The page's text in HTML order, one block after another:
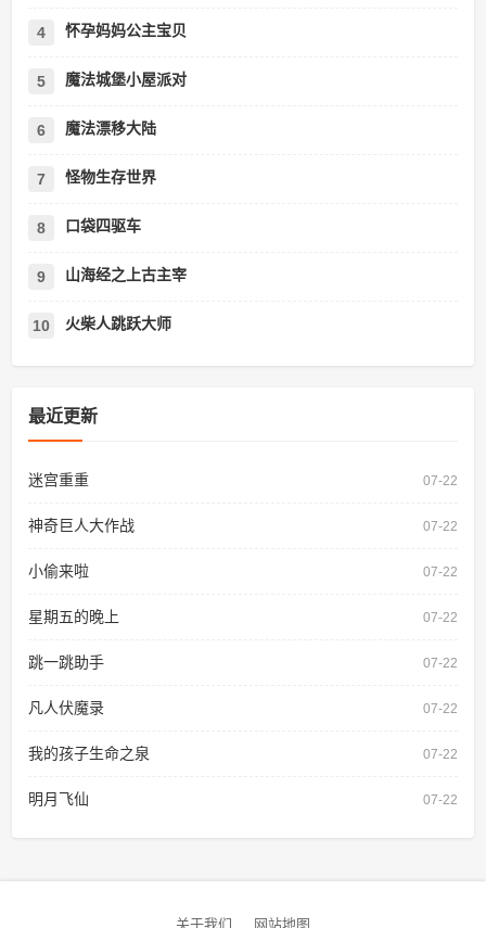
4 怀孕妈妈公主宝贝
5 魔法城堡小屋派对
6 魔法漂移大陆
7 怪物生存世界
8 口袋四驱车
9 山海经之上古主宰
10 火柴人跳跃大师
最近更新
迷宫重重 07-22
神奇巨人大作战 07-22
小偷来啦 07-22
星期五的晚上 07-22
跳一跳助手 07-22
凡人伏魔录 07-22
我的孩子生命之泉 07-22
明月飞仙 07-22
关于我们 网站地图